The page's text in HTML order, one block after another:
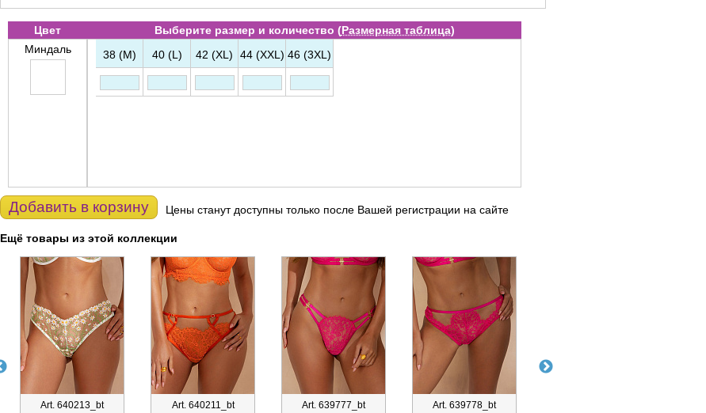
Цвет Выберите размер и количество (Размерная таблица)
Миндаль
38 (M) 40 (L) 42 (XL) 44 (XXL) 46 (3XL)
Добавить в корзину Цены станут доступны только после Вашей регистрации на сайте
Ещё товары из этой коллекции
Art. 640213_bt
Art. 640211_bt
Art. 639777_bt
Art. 639778_bt